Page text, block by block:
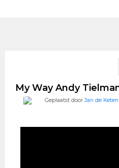
My Way Andy
Geplaatst door Jan de Keten